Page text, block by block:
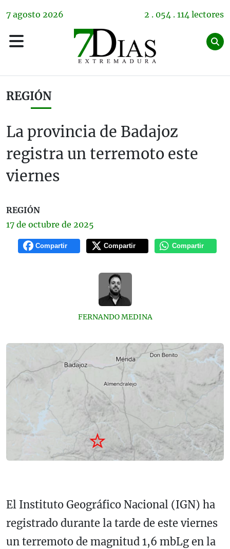
7 agosto 2026 2 . 054 . 114 lectores
REGIÓN
La provincia de Badajoz
registra un terremoto este
viernes
REGIÓN
17 de octubre de 2025
Compartir Compartir Compartir
FERNANDO MEDINA
El Instituto Geográfico Nacional (IGN) ha
registrado durante la tarde de este viernes
un terremoto de magnitud 1,6 mbLg en la